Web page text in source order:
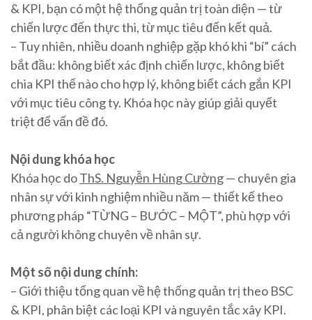
& KPI, bạn có một hệ thống quản trị toàn diện — từ
chiến lược đến thực thi, từ mục tiêu đến kết quả.
– Tuy nhiên, nhiều doanh nghiệp gặp khó khi “bí” cách
bắt đầu: không biết xác định chiến lược, không biết
chia KPI thế nào cho hợp lý, không biết cách gắn KPI
với mục tiêu công ty. Khóa học này giúp giải quyết
triệt để vấn đề đó.
Nội dung khóa học
Khóa học doThS. Nguyễn Hùng Cường— chuyên gia
nhân sự với kinh nghiệm nhiều năm — thiết kế theo
phương pháp “TỪNG – BƯỚC – MỘT”, phù hợp với
cả người không chuyên về nhân sự.
Một số nội dung chính:
– Giới thiệu tổng quan về hệ thống quản trị theo BSC
& KPI, phân biệt các loại KPI và nguyên tắc xây KPI.